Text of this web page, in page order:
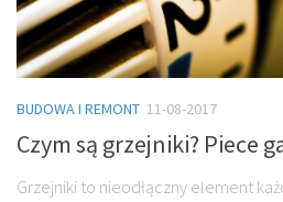
BUDOWA I REMONT 11-08-2017
Czym są grzejniki? Piece
Grzejniki to nieodłączny element